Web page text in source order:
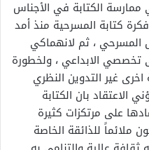
الكتابة في الأجناس
كتابة المسرحية منذ أمد
المسرحي ، ثم لانهماكي
تخصصي الابداعي ، ولخطورة
غير التدوين النظري
الاعتقاد بان الكتابة
على مرتكزات كثيرة
ملائماً للذائقة الخاصة